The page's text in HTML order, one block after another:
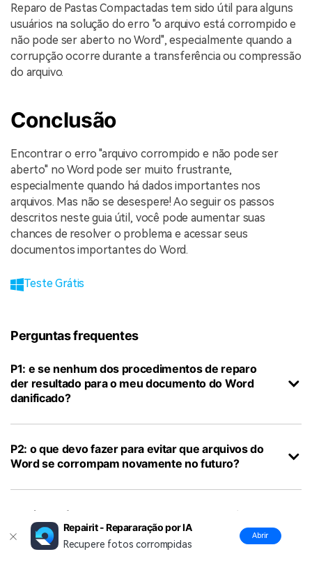
Reparo de Pastas Compactadas tem sido útil para alguns
usuários na solução do erro "o arquivo está corrompido e
não pode ser aberto no Word", especialmente quando a
corrupção ocorre durante a transferência ou compressão
do arquivo.
Conclusão
Encontrar o erro "arquivo corrompido e não pode ser
aberto" no Word pode ser muito frustrante,
especialmente quando há dados importantes nos
arquivos. Mas não se desespere! Ao seguir os passos
descritos neste guia útil, você pode aumentar suas
chances de resolver o problema e acessar seus
documentos importantes do Word.
Teste Grátis
Perguntas frequentes
P1: e se nenhum dos procedimentos de reparo
der resultado para o meu documento do Word
danificado?
P2: o que devo fazer para evitar que arquivos do
Word se corrompam novamente no futuro?
P3: é possível recuperar dados de um arquivo do
Word que foi gravemente corrompido e excluído?
Repairit - Repararação por IA
Recupere fotos corrompidas
Abrir